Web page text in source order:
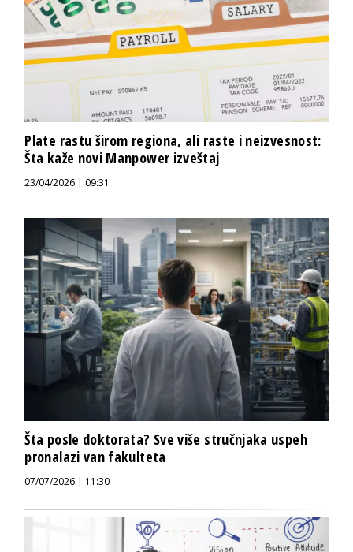
Plate rastu širom regiona, ali raste i neizvesnost:
Šta kaže novi Manpower izveštaj
23/04/2026 | 09:31
Šta posle doktorata? Sve više stručnjaka uspeh
pronalazi van fakulteta
07/07/2026 | 11:30